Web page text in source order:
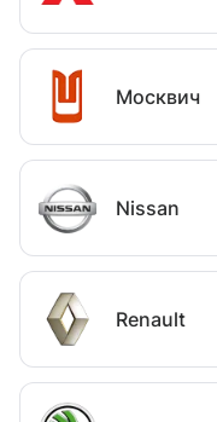
Москвич
Nissan
Renault